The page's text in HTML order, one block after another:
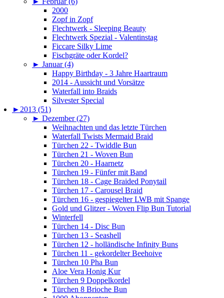
2000
Zopf in Zopf
Flechtwerk - Sleeping Beauty
Flechtwerk Spezial - Valentinstag
Ficcare Silky Lime
Fischgräte oder Kordel?
► Januar (4)
Happy Birthday - 3 Jahre Haartraum
2014 - Aussicht und Vorsätze
Waterfall into Braids
Silvester Special
► 2013 (51)
► Dezember (27)
Weihnachten und das letzte Türchen
Waterfall Twists Mermaid Braid
Türchen 22 - Twiddle Bun
Türchen 21 - Woven Bun
Türchen 20 - Haarnetz
Türchen 19 - Fünfer mit Band
Türchen 18 - Cage Braided Ponytail
Türchen 17 - Carousel Braid
Türchen 16 - gespiegelter LWB mit Spange
Gold und Glitzer - Woven Flip Bun Tutorial
Winterfell
Türchen 14 - Disc Bun
Türchen 13 - Seashell
Türchen 12 - holländische Infinity Buns
Türchen 11 - gekordelter Beehoive
Türchen 10 Pha Bun
Aloe Vera Honig Kur
Türchen 9 Doppelkordel
Türchen 8 Brioche Bun